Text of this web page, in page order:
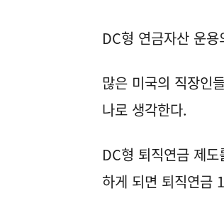
DC형 연금자산 운
많은 미국의 직장인
나로 생각한다.
DC형 퇴직연금 제
하게 되면 퇴직연금